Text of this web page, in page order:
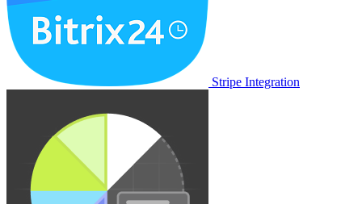
Stripe Integration